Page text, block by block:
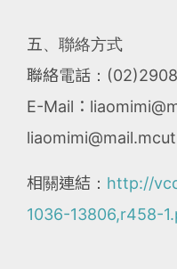
五、聯絡方式
聯絡電話：
E-Mail：
相關連結： http://
1036-13806,r458-